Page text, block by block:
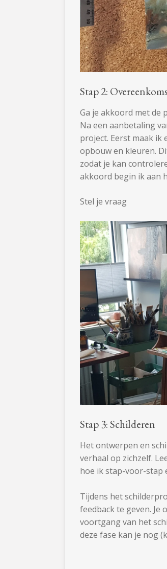
Stap 2:
Ga je akkoord met de
Na een aanbetaling
project. Eerst maak ik
opbouw en kleuren.
zodat je kan
akkoord begin ik aan
Stel je vraag
Stap 3: Schilderen
Het ontwerpen en
verhaal op zichzelf.
hoe ik stap-voor-stap
Tijdens het
feedback te geven. Je
voortgang van het
deze fase kan je nog